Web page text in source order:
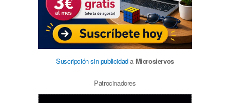
Suscripción sin publicidada Microsiervos
Patrocinadores